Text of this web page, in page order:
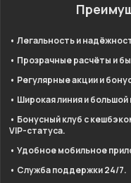
• Легальность и
• Прозрачные расчёты и
• Регулярные акции и
• Широкая линия и
• Бонусный клуб с
VIP-статуса.
• Удобное мобильное
• Служба поддержки 24/7.